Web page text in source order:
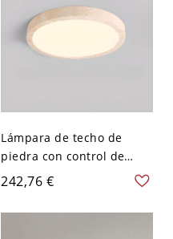
Lámpara de techo de
piedra con control de
atenuación suave, 1 luz,
forma circular, pantalla
de plexiglás y montaje
242,76 €